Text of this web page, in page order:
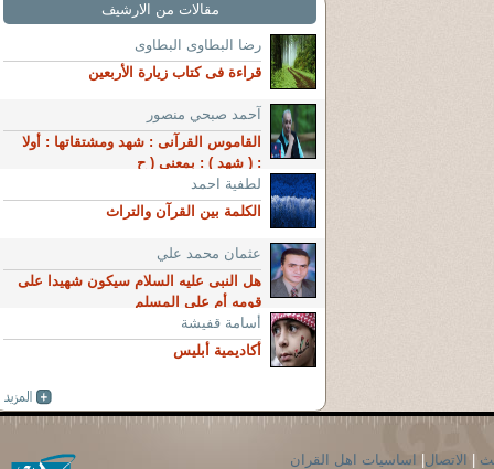
مقالات من الارشيف
رضا البطاوى البطاوى
قراءة فى كتاب زيارة الأربعين
آحمد صبحي منصور
القاموس القرآنى : شهد ومشتقاتها : أولا
: ( شهد ) : بمعنى ( ح
لطفية احمد
الكلمة بين القرآن والتراث
عثمان محمد علي
هل النبى عليه السلام سيكون شهيدا على
قومه أم على المسلم
أسامة قفيشة
أكاديمية أبليس
الاتصال اساسيات اهل القران